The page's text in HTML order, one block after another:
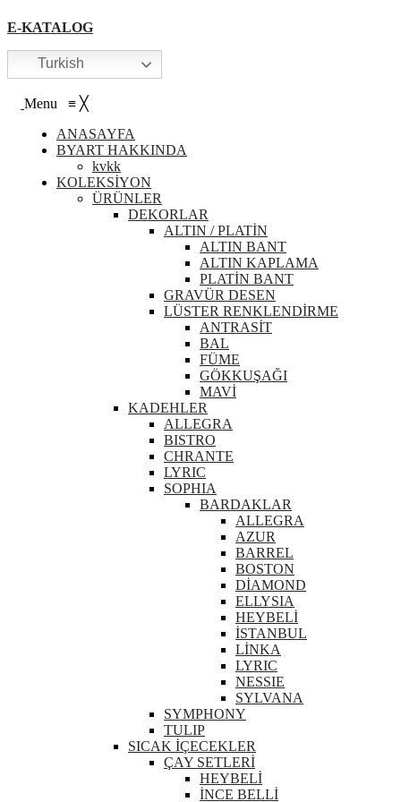
E-KATALOG
Turkish
Menu ≡ ╳
ANASAYFA
BYART HAKKINDA
kvkk
KOLEKSİYON
ÜRÜNLER
DEKORLAR
ALTIN / PLATİN
ALTIN BANT
ALTIN KAPLAMA
PLATİN BANT
GRAVÜR DESEN
LÜSTER RENKLENDİRME
ANTRASİT
BAL
FÜME
GÖKKUŞAĞI
MAVİ
KADEHLER
ALLEGRA
BISTRO
CHRANTE
LYRIC
SOPHIA
BARDAKLAR
ALLEGRA
AZUR
BARREL
BOSTON
DİAMOND
ELLYSIA
HEYBELİ
İSTANBUL
LİNKA
LYRIC
NESSIE
SYLVANA
SYMPHONY
TULIP
SICAK İÇECEKLER
ÇAY SETLERİ
HEYBELİ
İNCE BELLİ